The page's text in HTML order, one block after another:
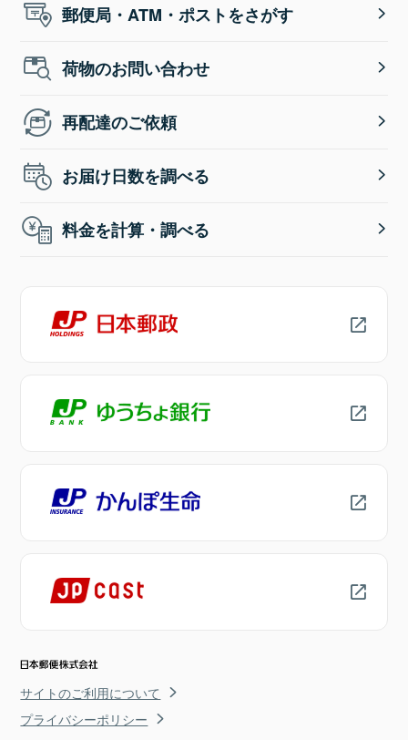
郵便局・ATM・ポストをさがす
荷物のお問い合わせ
再配達のご依頼
お届け日数を調べる
料金を計算・調べる
サイトのご利用について
プライバシーポリシー